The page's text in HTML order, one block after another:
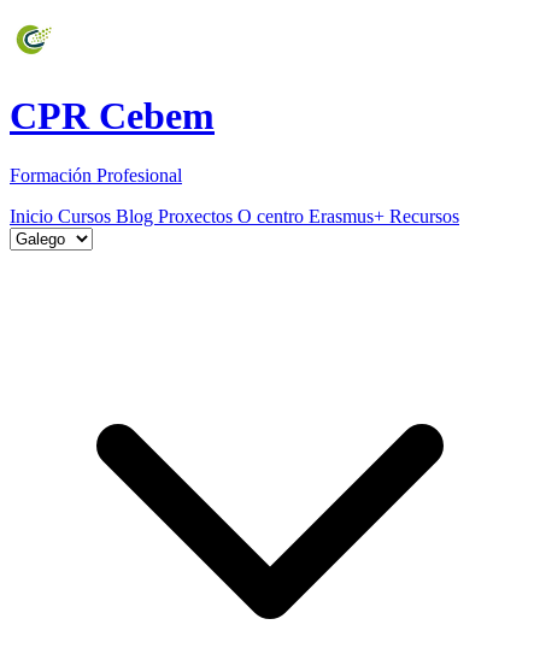
CPR Cebem
Formación Profesional
Inicio Cursos Blog Proxectos O centro Erasmus+ Recursos